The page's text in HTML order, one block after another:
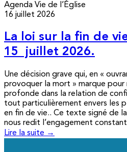
Agenda Vie de l’Église
16 juillet 2026
La loi sur la fin de
15 juillet 2026.
Une décision grave qui, en «
provoquer la mort » marque pour
profonde dans la relation de
tout particulièrement envers les
en fin de vie.. Ce texte signé de
nous redit l’engagement
Lire la suite →